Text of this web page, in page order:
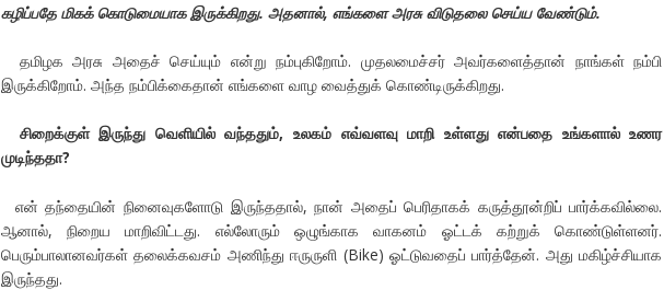
கழிப்பதே மிகக் கொடுமையாக இருக்கிறது. அதனால், எங்களை அரசு விடுதலை செய்ய வேண்டும்.
தமிழக அரசு அதைச் செய்யும் என்று நம்புகிறோம். முதலமைச்சர் அவர்களைத்தான் நாங்கள் நம்பி
இருக்கிறோம். அந்த நம்பிக்கைதான் எங்களை வாழ வைத்துக் கொண்டிருக்கிறது.
சிறைக்குள் இருந்து வெளியில் வந்ததும், உலகம் எவ்வளவு மாறி உள்ளது என்பதை உங்களால் உணர
முடிந்ததா?
என் தந்தையின் நினைவுகளோடு இருந்ததால், நான் அதைப் பெரிதாகக் கருத்தூன்றிப் பார்க்கவில்லை.
ஆனால், நிறைய மாறிவிட்டது. எல்லோரும் ஒழுங்காக வாகனம் ஓட்டக் கற்றுக் கொண்டுள்ளனர்.
பெரும்பாலானவர்கள் தலைக்கவசம் அணிந்து ஈருருளி (Bike) ஓட்டுவதைப் பார்த்தேன். அது மகிழ்ச்சியாக
இருந்தது.